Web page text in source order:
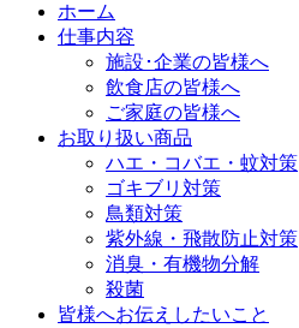
ホーム
仕事内容
施設･企業の皆様へ
飲食店の皆様へ
ご家庭の皆様へ
お取り扱い商品
ハエ・コバエ・蚊対策
ゴキブリ対策
鳥類対策
紫外線・飛散防止対策
消臭・有機物分解
殺菌
皆様へお伝えしたいこと